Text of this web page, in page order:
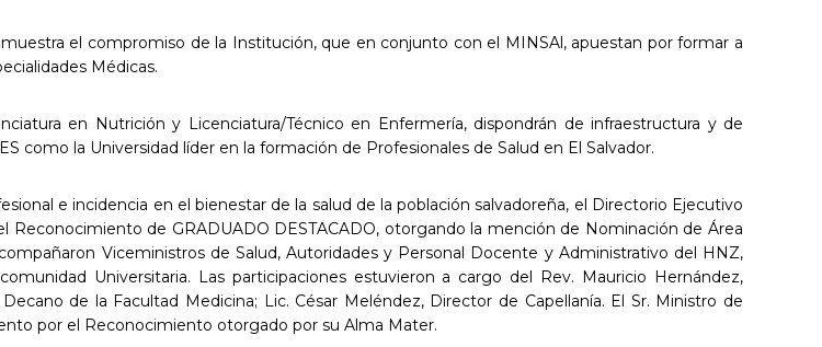
el compromiso de la Institución, que en conjunto con el MINSAl, apuestan por formar a
Médicas.
en Nutrición y Licenciatura/Técnico en Enfermería, dispondrán de infraestructura y de
como la Universidad líder en la formación de Profesionales de Salud en El Salvador.
e incidencia en el bienestar de la salud de la población salvadoreña, el Directorio Ejecutivo
Reconocimiento de GRADUADO DESTACADO, otorgando la mención de Nominación de Área
Viceministros de Salud, Autoridades y Personal Docente y Administrativo del HNZ,
Universitaria. Las participaciones estuvieron a cargo del Rev. Mauricio Hernández,
de la Facultad Medicina; Lic. César Meléndez, Director de Capellanía. El Sr. Ministro de
por el Reconocimiento otorgado por su Alma Mater.